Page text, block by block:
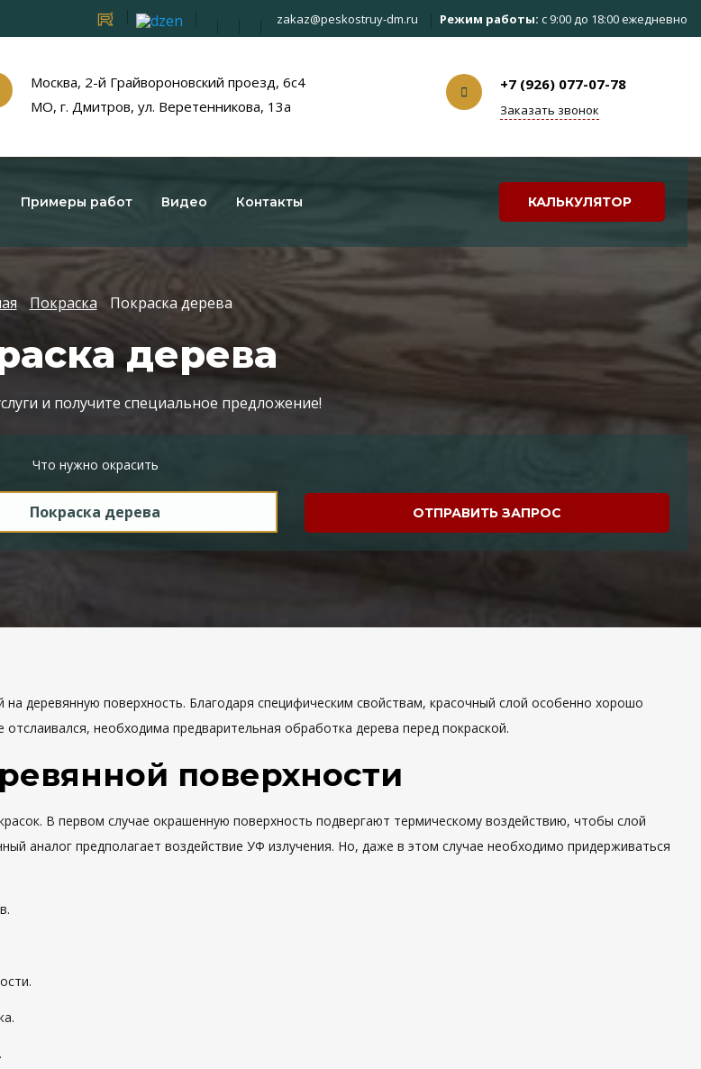
zakaz@peskostruy-dm.ru Режим работы: с 9:00 до 18:00 ежедневно
Москва, 2-й Грайвороновский проезд, 6с4
МО, г. Дмитров, ул. Веретенникова, 13а
+7 (926) 077-07-78
Заказать звонок
Примеры работ Видео Контакты КАЛЬКУЛЯТОР
Покраска Покраска дерева
дерева
и получите специальное предложение!
Что нужно окрасить
ОТПРАВИТЬ ЗАПРОС
деревянную поверхность. Благодаря специфическим свойствам, красочный слой особенно хорошо
необходима предварительная обработка дерева перед покраской.
поверхности
В первом случае окрашенную поверхность подвергают термическому воздействию, чтобы слой
аналог предполагает воздействие УФ излучения. Но, даже в этом случае необходимо придерживаться